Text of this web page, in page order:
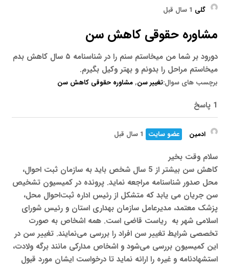
گلی
مشاوره حقوقی کاهش سن
دورود بر شما من میخاستم سنم را در شناسنامه ۵ سال کاهش بدم
میخاستم مراحل را بدونم و بهتر وکیل بگیرم.
برچسب های سوال:تغییر سن,مشاوره حقوقی کاهش سن
1 پاسخ
ادمین عضو سایت
سلام وقت بخیر
کاهش سن بیشتر از 5 سال شخص باید به سازمان ثبت احوال،
محل صدور شناسنامه مراجعه نماید. پرونده در کمیسیون تشخیص
سن جریان می یابد که متشکل از رئیس اداره ثبت‌احوال محل،
پزشک معتمد، مدیرعامل سازمان بهداری استان و رئیس شورای
اسلامی شهر به ریاست قاضی است. همه اشخاص به صورت
تخصصی شرایط تغییر سن افراد را بررسی می‌نمایند. تغییر سن در
این کمیسیون بررسی می‌شود و اشخاص مدارکی مانند برگه ولادت،
استشهادنامه و غیره را ارائه نماید تا درخواست ایشان مورد قبول